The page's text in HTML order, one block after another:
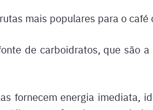
mais populares para o café
de carboidratos, que são
fornecem energia imediata,